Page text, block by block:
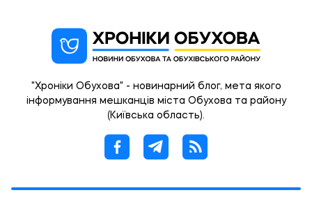
"Хроніки Обухова" - новинарний блог, мета якого
інформування мешканців міста Обухова та району
(Київська область).